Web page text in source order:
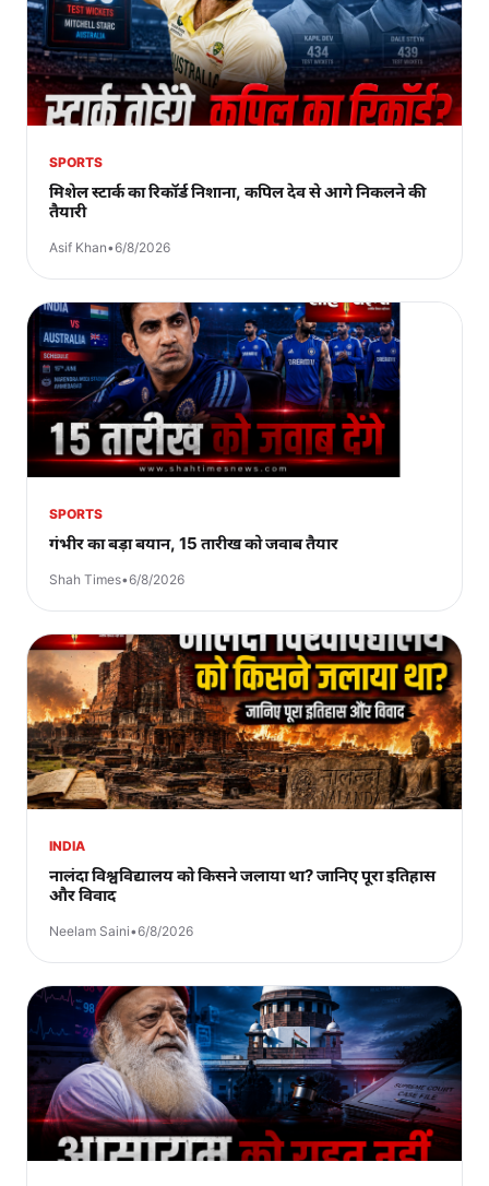
SPORTS
मिशेल स्टार्क का रिकॉर्ड निशाना, कपिल देव से आगे निकलने की
तैयारी
Asif Khan•6/8/2026
SPORTS
गंभीर का बड़ा बयान, 15 तारीख को जवाब तैयार
Shah Times•6/8/2026
INDIA
नालंदा विश्वविद्यालय को किसने जलाया था? जानिए पूरा इतिहास
और विवाद
Neelam Saini•6/8/2026